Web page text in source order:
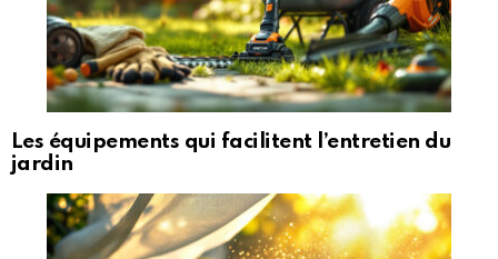
Les équipements qui facilitent l’entretien du
jardin